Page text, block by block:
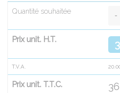
Quantité souhaitée
Prix unit. H.T.
T.V.A.
Prix unit. T.T.C.